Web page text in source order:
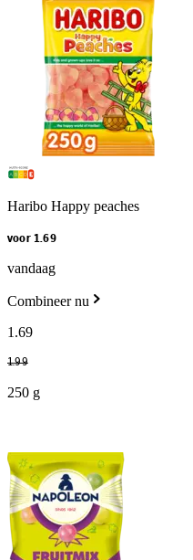
Haribo Happy peaches
voor 1.69
vandaag
Combineer nu
1 .69
1.99
250 g